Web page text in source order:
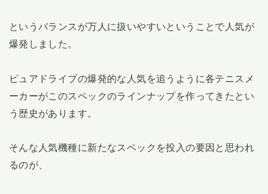
というバランスが万人に扱いやすいということで人気が
爆発しました。
ピュアドライブの爆発的な人気を追うように各テニスメ
ーカーがこのスペックのラインナップを作ってきたとい
う歴史があります。
そんな人気機種に新たなスペックを投入の要因と思われ
るのが、